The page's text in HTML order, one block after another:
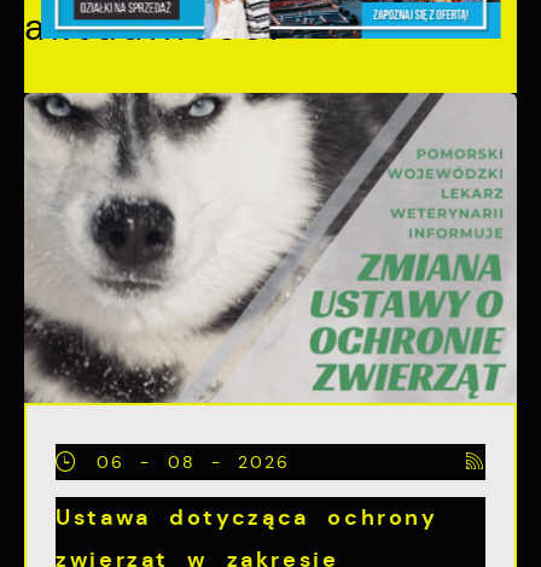
aktualności
06 - 08 - 2026
Ustawa dotycząca ochrony
zwięrząt w zakresie